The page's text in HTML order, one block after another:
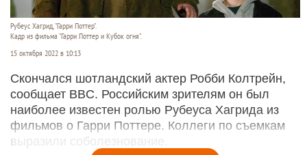
Рубеус Хагрид, "Гарри Поттер".
Кадр из фильма "Гарри Поттер и Кубок огня".
15 октября 2022 в 10:13
Скончался шотландский актер Робби Колтрейн,
сообщает BBC. Российским зрителям он был
наиболее известен ролью Рубеуса Хагрида из
фильмов о Гарри Поттере. Коллеги по съемкам
выразили соболезнование.